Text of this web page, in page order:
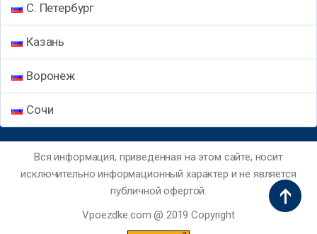
С. Петербург
Казань
Воронеж
Сочи
Вся информация, приведенная на этом сайте, носит
исключительно информационный характер и не является
публичной офертой.
Vpoezdke.com @ 2019 Copyright